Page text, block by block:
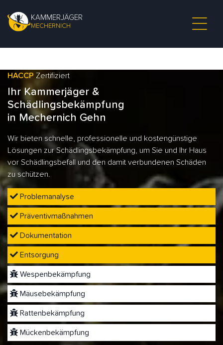
KAMMERJÄGER
MECHERNICH
HACCP Zertifiziert
Ihr Kammerjäger &
Schädlingsbekämpfung
in Mechernich Gehn
Wir bieten schnelle, professionelle und kostengünstige
Lösungen zur Schädlingsbekämpfung, um Sie und Ihr Haus
vor Schädlingsbefall und den damit verbundenen Schäden
zu schützen.
Problemanalyse
Präventivmaßnahmen
Dokumentation
Entsorgung
Wespenbekämpfung
Mäusebekämpfung
Rattenbekämpfung
Mückenbekämpfung